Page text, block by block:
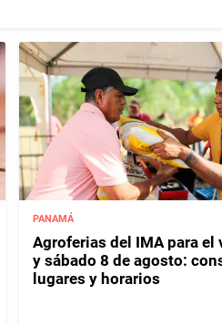
PANAMÁ
Agroferias del IMA para el
y sábado 8 de agosto:
lugares y horarios